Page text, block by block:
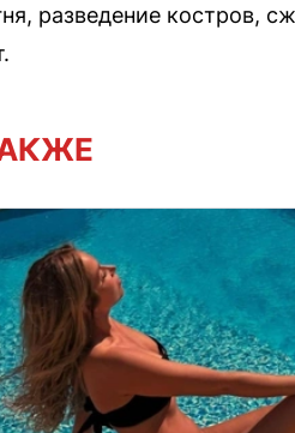
разведение костров,